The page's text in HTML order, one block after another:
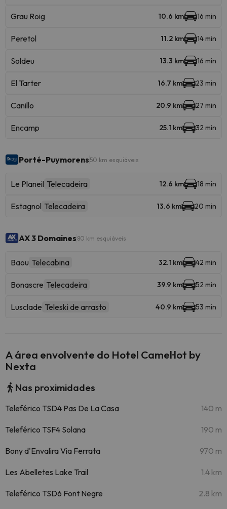
Grau Roig 10.6 km 16 min
Peretol 11.2 km 14 min
Soldeu 13.3 km 16 min
El Tarter 16.7 km 23 min
Canillo 20.9 km 27 min
Encamp 25.1 km 32 min
Porté-Puymorens 50 km esquiáveis
Le Planeil Telecadeira 12.6 km 18 min
Estagnol Telecadeira 13.6 km 20 min
AX 3 Domaines 80 km esquiáveis
Baou Telecabina 32.1 km 42 min
Bonascre Telecadeira 39.9 km 52 min
Lusclade Teleski de arrasto 40.9 km 53 min
A área envolvente do Hotel Camel·lot by
Nexta
Nas proximidades
Teleférico TSD4 Pas De La Casa 140 m
Teleférico TSF4 Solana 190 m
Bony d'Envalira Via Ferrata 970 m
Les Abelletes Lake Trail 1.4 km
Teleférico TSD6 Font Negre 2.8 km